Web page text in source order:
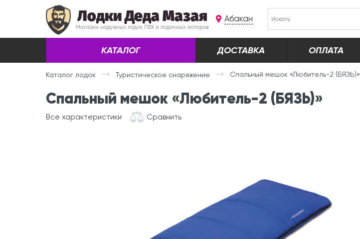
Лодки Деда Мазая
Магазин надувных лодок ПВХ и лодочных моторов
Абакан
КАТАЛОГ ДОСТАВКА ОПЛАТА
Каталог лодок Туристическое снаряжение Спальный мешок «Любитель-2 (БЯЗЬ)»
Спальный мешок «Любитель-2 (БЯЗЬ)»
Все характеристики Сравнить